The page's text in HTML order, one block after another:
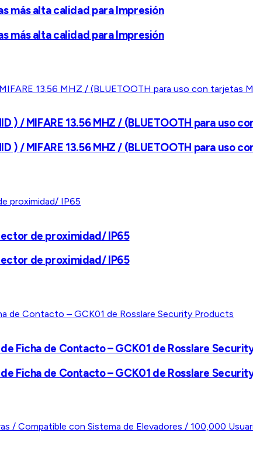
más alta calidad para Impresión
más alta calidad para Impresión
/ MIFARE 13.56 MHZ / (BLUETOOTH para uso
/ MIFARE 13.56 MHZ / (BLUETOOTH para uso
de proximidad/ IP65
de proximidad/ IP65
Ficha de Contacto – GCK01 de Rosslare
Ficha de Contacto – GCK01 de Rosslare